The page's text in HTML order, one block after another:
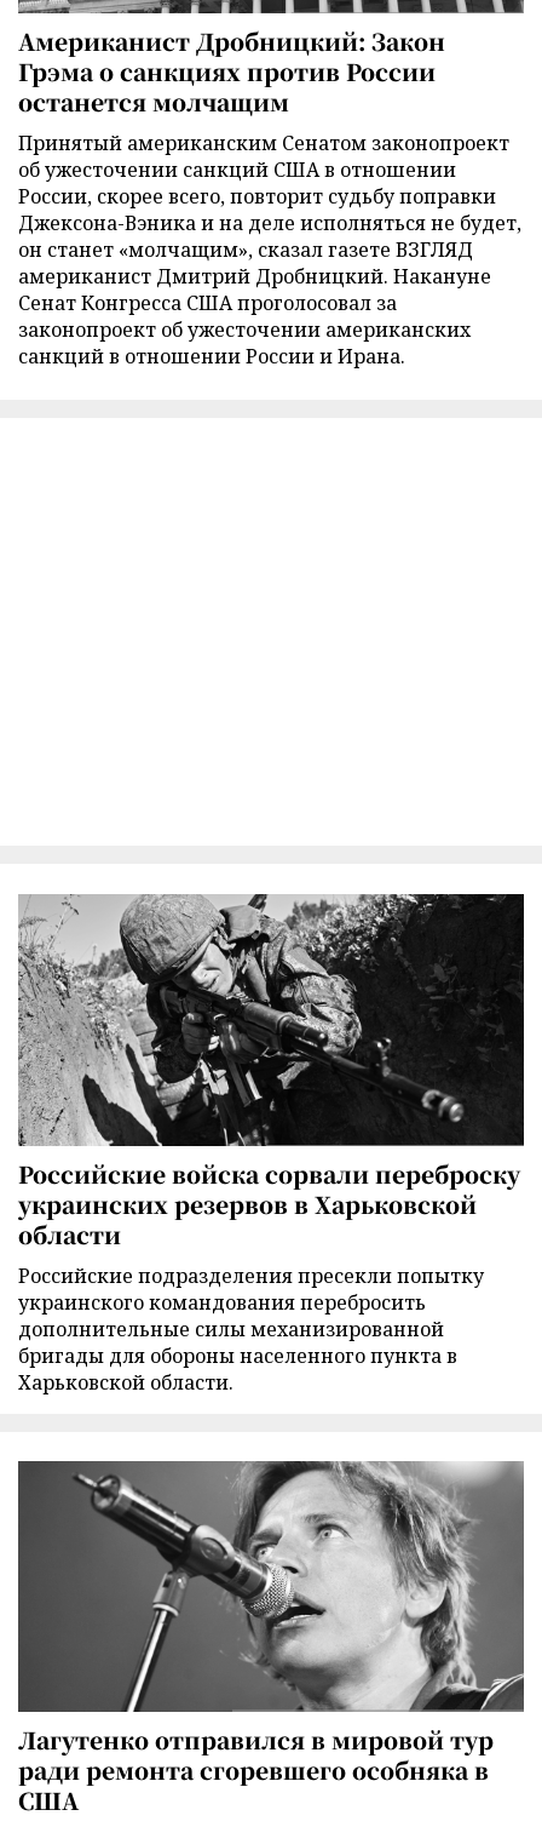
Американист Дробницкий: Закон
Грэма о санкциях против России
останется молчащим
Принятый американским Сенатом законопроект
об ужесточении санкций США в отношении
России, скорее всего, повторит судьбу поправки
Джексона-Вэника и на деле исполняться не будет,
он станет «молчащим», сказал газете ВЗГЛЯД
американист Дмитрий Дробницкий. Накануне
Сенат Конгресса США проголосовал за
законопроект об ужесточении американских
санкций в отношении России и Ирана.
Российские войска сорвали переброску
украинских резервов в Харьковской
области
Российские подразделения пресекли попытку
украинского командования перебросить
дополнительные силы механизированной
бригады для обороны населенного пункта в
Харьковской области.
Лагутенко отправился в мировой тур
ради ремонта сгоревшего особняка в
США